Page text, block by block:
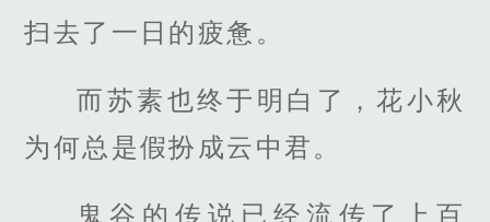
扫去了一日的疲惫。
而苏素也终于明白了，花小秋
为何总是假扮成云中君。
鬼谷的传说已经流传了上百